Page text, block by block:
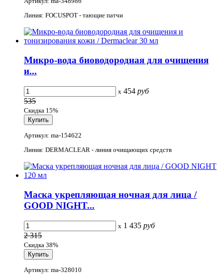
Линия: FOCUSPOT - тающие патчи
Микро-вода биоводородная для очищения
и...
x 454 руб
535
Скидка 15%
Артикул: ma-154622
Линия: DERMACLEAR - линия очищающих средств
Маска укрепляющая ночная для лица /
GOOD NIGHT...
x 1 435 руб
2 315
Скидка 38%
Артикул: ma-328010